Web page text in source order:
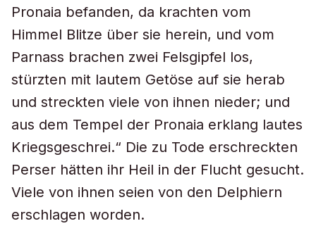
Pronaia befanden, da krachten vom
Himmel Blitze über sie herein, und vom
Parnass brachen zwei Felsgipfel los,
stürzten mit lautem Getöse auf sie herab
und streckten viele von ihnen nieder; und
aus dem Tempel der Pronaia erklang lautes
Kriegsgeschrei.“ Die zu Tode erschreckten
Perser hätten ihr Heil in der Flucht gesucht.
Viele von ihnen seien von den Delphiern
erschlagen worden.